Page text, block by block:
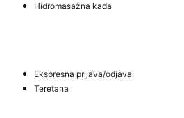
Hidromasažna kada
Ekspresna prijava/odjava
Teretana